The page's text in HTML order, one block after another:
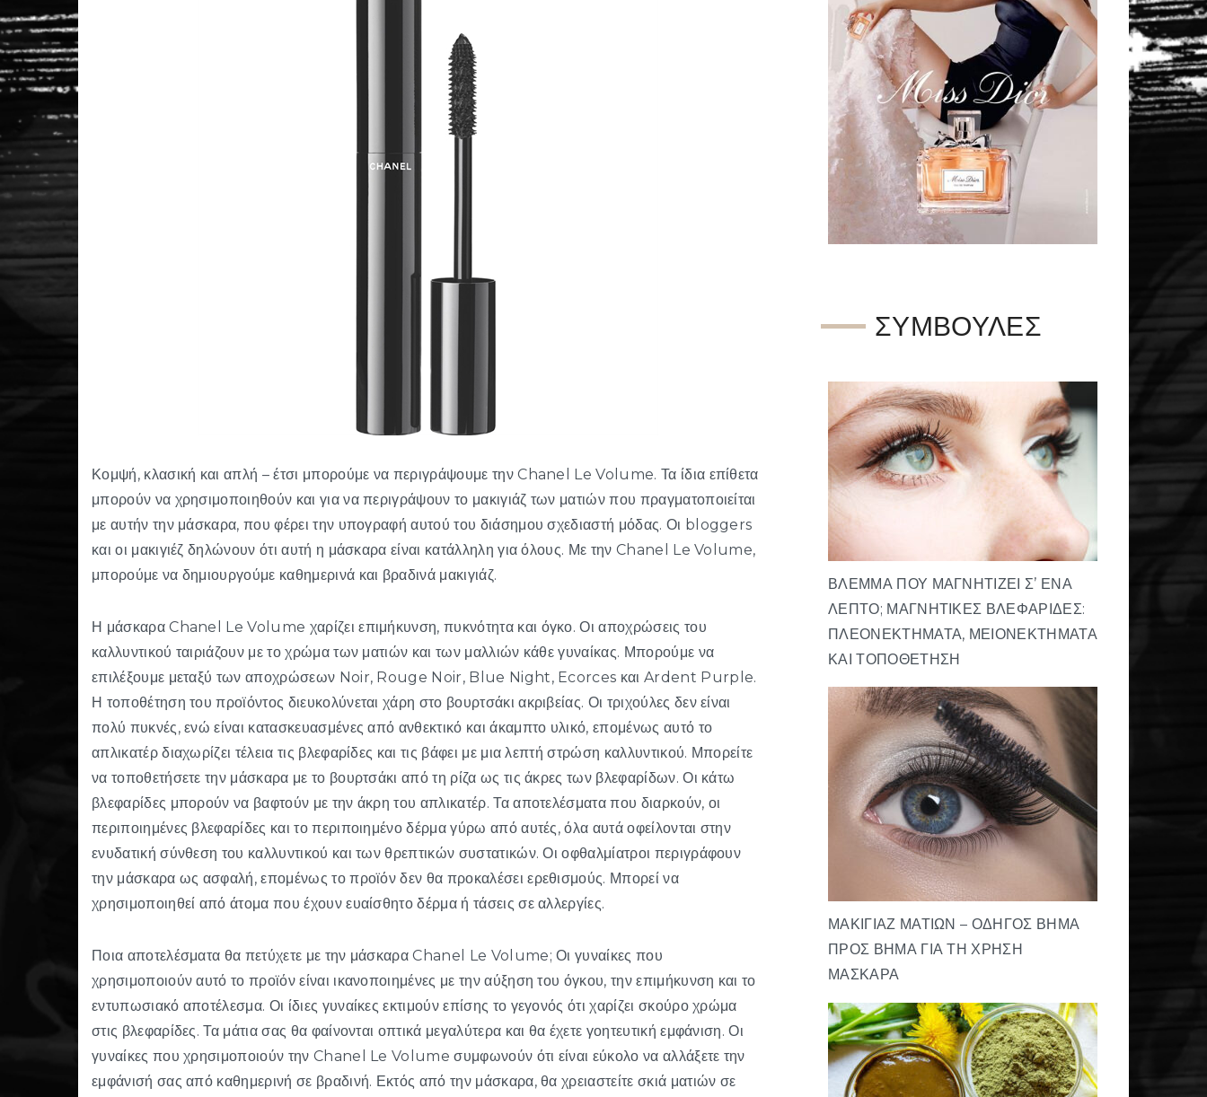
Κομψή, κλασική και απλή – έτσι μπορούμε να περιγράψουμε την Chanel Le Volume. Τα ίδια επίθετα
μπορούν να χρησιμοποιηθούν και για να περιγράψουν το μακιγιάζ των ματιών που πραγματοποιείται
με αυτήν την μάσκαρα, που φέρει την υπογραφή αυτού του διάσημου σχεδιαστή μόδας. Οι bloggers
και οι μακιγιέζ δηλώνουν ότι αυτή η μάσκαρα είναι κατάλληλη για όλους. Με την Chanel Le Volume,
μπορούμε να δημιουργούμε καθημερινά και βραδινά μακιγιάζ.
Η μάσκαρα Chanel Le Volume χαρίζει επιμήκυνση, πυκνότητα και όγκο. Οι αποχρώσεις του
καλλυντικού ταιριάζουν με το χρώμα των ματιών και των μαλλιών κάθε γυναίκας. Μπορούμε να
επιλέξουμε μεταξύ των αποχρώσεων Noir, Rouge Noir, Blue Night, Ecorces και Ardent Purple.
Η τοποθέτηση του προϊόντος διευκολύνεται χάρη στο βουρτσάκι ακριβείας. Οι τριχούλες δεν είναι
πολύ πυκνές, ενώ είναι κατασκευασμένες από ανθεκτικό και άκαμπτο υλικό, επομένως αυτό το
απλικατέρ διαχωρίζει τέλεια τις βλεφαρίδες και τις βάφει με μια λεπτή στρώση καλλυντικού. Μπορείτε
να τοποθετήσετε την μάσκαρα με το βουρτσάκι από τη ρίζα ως τις άκρες των βλεφαρίδων. Οι κάτω
βλεφαρίδες μπορούν να βαφτούν με την άκρη του απλικατέρ. Τα αποτελέσματα που διαρκούν, οι
περιποιημένες βλεφαρίδες και το περιποιημένο δέρμα γύρω από αυτές, όλα αυτά οφείλονται στην
ενυδατική σύνθεση του καλλυντικού και των θρεπτικών συστατικών. Οι οφθαλμίατροι περιγράφουν
την μάσκαρα ως ασφαλή, επομένως το προϊόν δεν θα προκαλέσει ερεθισμούς. Μπορεί να
χρησιμοποιηθεί από άτομα που έχουν ευαίσθητο δέρμα ή τάσεις σε αλλεργίες.
Ποια αποτελέσματα θα πετύχετε με την μάσκαρα Chanel Le Volume; Οι γυναίκες που
χρησιμοποιούν αυτό το προϊόν είναι ικανοποιημένες με την αύξηση του όγκου, την επιμήκυνση και το
εντυπωσιακό αποτέλεσμα. Οι ίδιες γυναίκες εκτιμούν επίσης το γεγονός ότι χαρίζει σκούρο χρώμα
στις βλεφαρίδες. Τα μάτια σας θα φαίνονται οπτικά μεγαλύτερα και θα έχετε γοητευτική εμφάνιση. Οι
γυναίκες που χρησιμοποιούν την Chanel Le Volume συμφωνούν ότι είναι εύκολο να αλλάξετε την
εμφάνισή σας από καθημερινή σε βραδινή. Εκτός από την μάσκαρα, θα χρειαστείτε σκιά ματιών σε
ΣΥΜΒΟΥΛΈΣ
ΒΛΈΜΜΑ ΠΟΥ ΜΑΓΝΗΤΊΖΕΙ Σ’ ΈΝΑ
ΛΕΠΤΌ; ΜΑΓΝΗΤΙΚΈΣ ΒΛΕΦΑΡΊΔΕΣ:
ΠΛΕΟΝΕΚΤΉΜΑΤΑ, ΜΕΙΟΝΕΚΤΉΜΑΤΑ
ΚΑΙ ΤΟΠΟΘΈΤΗΣΗ
ΜΑΚΙΓΙΆΖ ΜΑΤΙΏΝ – ΟΔΗΓΌΣ ΒΉΜΑ
ΠΡΟΣ ΒΉΜΑ ΓΙΑ ΤΗ ΧΡΉΣΗ
ΜΆΣΚΑΡΑ